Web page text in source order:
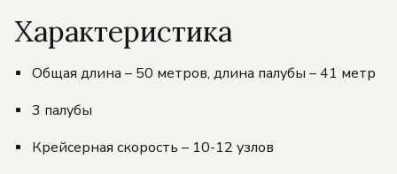
Характеристика
Общая длина – 50 метров, длина палубы – 41 метр
3 палубы
Крейсерная скорость – 10-12 узлов